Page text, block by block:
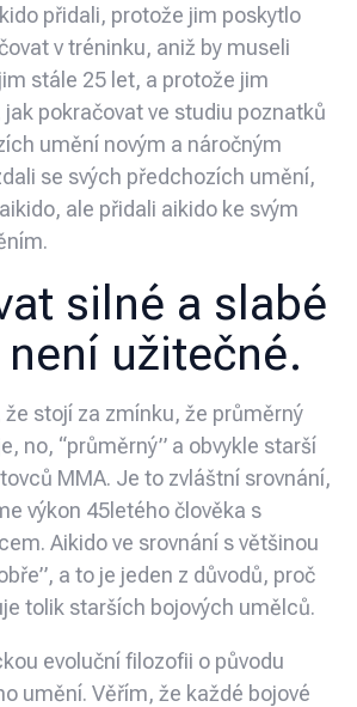
přidali, protože jim poskytlo
v tréninku, aniž by museli
stále 25 let, a protože jim
pokračovat ve studiu poznatků
umění novým a náročným
se svých předchozích umění,
ale přidali aikido ke svým
silné a slabé
užitečné.
stojí za zmínku, že průměrný
no, “průměrný” a obvykle starší
MMA. Je to zvláštní srovnání,
výkon 45letého člověka s
Aikido ve srovnání s většinou
a to je jeden z důvodů, proč
tolik starších bojových umělců.
evoluční filozofii o původu
umění. Věřím, že každé bojové